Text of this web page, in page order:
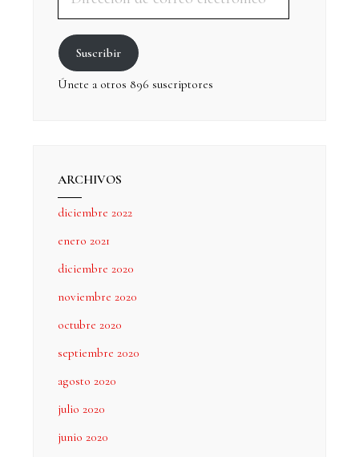
Suscribir
Únete a otros 896 suscriptores
ARCHIVOS
diciembre 2022
enero 2021
diciembre 2020
noviembre 2020
octubre 2020
septiembre 2020
agosto 2020
julio 2020
junio 2020